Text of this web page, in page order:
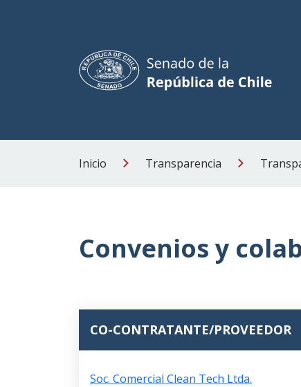
Inicio Transparencia
Convenios y
CO-CONTRATANTE/PROVEEDOR
Soc. Comercial Clean Tech Ltda.